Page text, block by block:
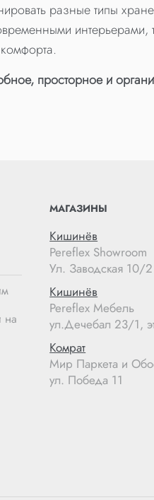
разные типы
просторное и
на
МАГАЗИНЫ
Кишинёв
Pereflex Showroom
Ул. Заводская 10/2
Кишинёв
Pereflex Мебель
ул.Дечебал 23/1,
Комрат
Мир Паркета и
ул. Победа 11